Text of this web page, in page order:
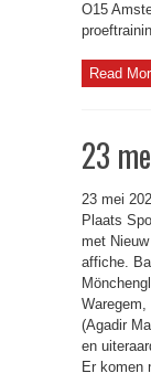
O15
Read
23
23 mei
Plaats
met
affiche.
(Agadir
en
Er komen